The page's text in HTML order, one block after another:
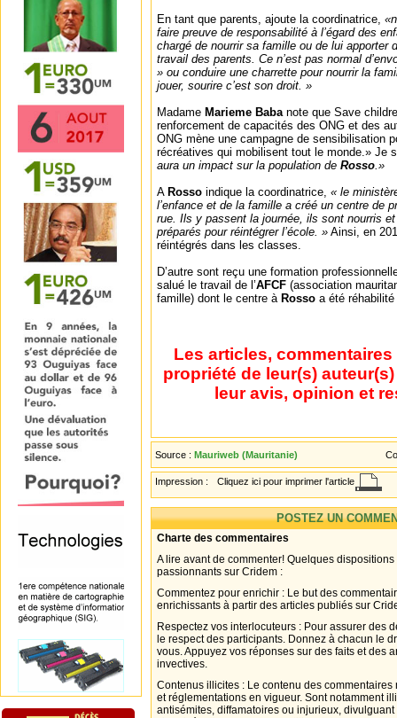
En tant que parents, ajoute la coordinatrice,
faire preuve de responsabilité à l’égard des
chargé de nourrir sa famille ou de lui apporter
travail des parents. Ce n’est pas normal
» ou conduire une charrette pour nourrir la
jouer, sourire c’est son droit. »
Madame Marieme Baba note que Save
renforcement de capacités des ONG et des
ONG mène une campagne de sensibilisation
récréatives qui mobilisent tout le monde.» Je
aura un impact sur la population de Rosso.»
A Rosso indique la coordinatrice, « le
l’enfance et de la famille a créé un centre de
rue. Ils y passent la journée, ils sont nourris
préparés pour réintégrer l’école. » Ainsi, en
réintégrés dans les classes.
D’autre sont reçu une formation
salué le travail de l’AFCF (association
famille) dont le centre à Rosso a été
Les articles,
propriété de leur(s)
leur avis, opinion et
Source : Mauriweb (Mauritanie)
Impression : Cliquez ici pour imprimer l'article
POSTEZ UN
Charte des commentaires
A lire avant de commenter! Quelques
passionnants sur Cridem :
Commentez pour enrichir : Le but des
enrichissants à partir des articles publiés sur
Respectez vos interlocuteurs : Pour assurer des
le respect des participants. Donnez à chacun le
vous. Appuyez vos réponses sur des faits et des
invectives.
Contenus illicites : Le contenu des
et réglementations en vigueur. Sont notamment
antisémites, diffamatoires ou injurieux,